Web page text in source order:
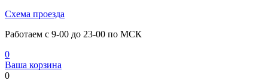
Схема проезда
Работаем с 9-00 до 23-00 по МСК
0
Ваша корзина
0